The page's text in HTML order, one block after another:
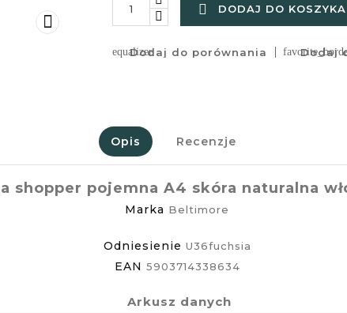

 DODAJ DO KOSZYKA
equalizer
Dodaj do porównania Dodaj
Opis Recenzje
shopper pojemna A4 skóra naturalna
Marka Beltimore
Odniesienie U36fuchsia
EAN 5903714338634
Arkusz danych